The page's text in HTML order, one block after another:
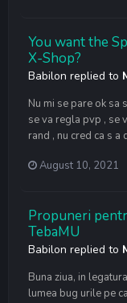
You want the
X-Shop?
Babilon replied to
Nu mi se pare ok sa
se va regla pvp , se
rand , nu cred ca s a
August 10, 2021
Propuneri
TebaMU
Babilon replied to
Buna ziua, in
lumea bug urile pe